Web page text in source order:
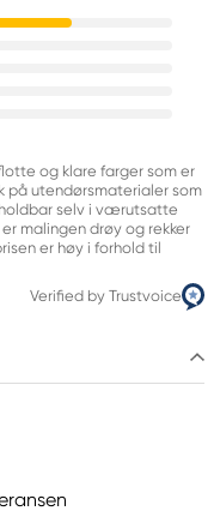
og 1,2-
Kan gi en
og klare farger som er
på utendørsmaterialer som
selv i værutsatte
malingen drøy og rekker
er høy i forhold til
Verified by Trustvoice